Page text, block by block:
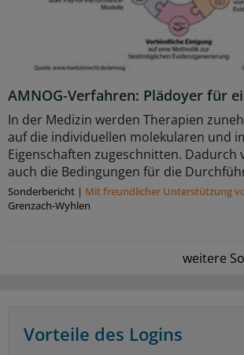
AMNOG-Verfahren: Plädoyer für
In der Medizin werden Therapien
auf die individuellen molekularen und
Eigenschaften zugeschnitten. Dadurch
auch die Bedingungen für die
Sonderbericht | Mit freundlicher Unterstützung
Grenzach-Wyhlen
weitere
Vorteile des Logins